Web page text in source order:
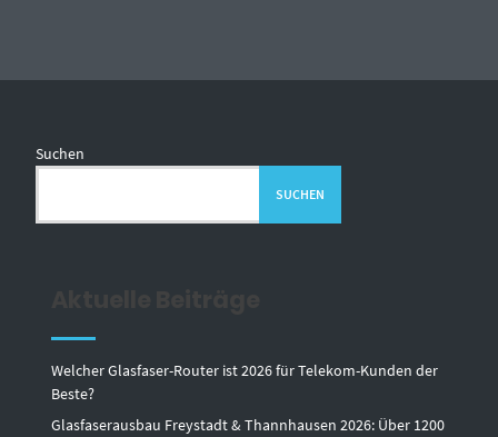
Suchen
SUCHEN
Welcher Glasfaser-Router ist 2026 für Telekom-Kunden der
Beste?
Glasfaserausbau Freystadt & Thannhausen 2026: Über 1200